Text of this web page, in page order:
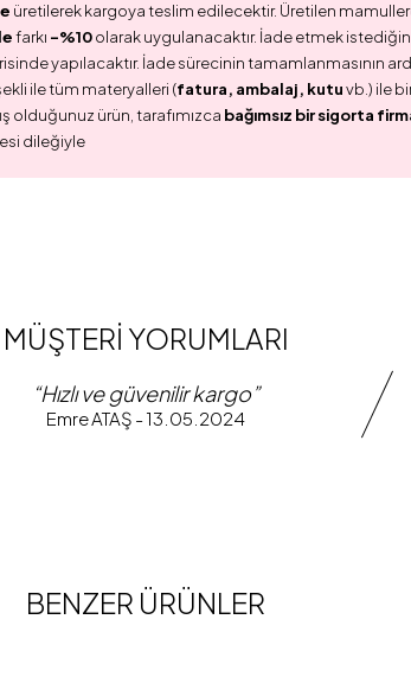
üretilerek kargoya teslim edilecektir. Üretilen
farkı -%10olarak uygulanacaktır. İade etmek
yapılacaktır. İade sürecinin tamamlanmasının
ile tüm materyalleri (fatura, ambalaj, kutuvb.) ile
olduğunuz ürün, tarafımızca bağımsız bir sigorta
dileğiyle
MÜŞTERİ YORUMLARI
“Hızlı ve güvenilir kargo”
Emre ATAŞ - 13.05.2024
BENZER ÜRÜNLER